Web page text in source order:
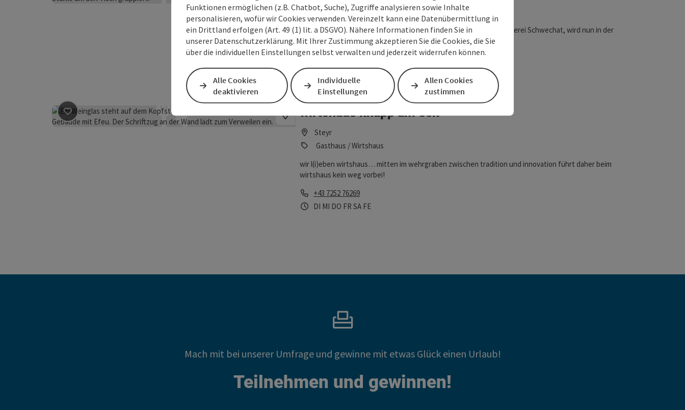
Gasthaus / Wirtshaus
Wirtshaus seit dem Jahre 1805, von 1893 bis 1961 im Besitz der Brauerei Schwechat, wird nun in der
dritten Generation als Familienbetrieb geführt.
Telefon
Öffnungszeiten
DIDienstag geöffnet
MIMittwoch geöffnet
DODonnerstag geöffnet
FRFreitag geöffnet
SASamstag geöffnet
SOSonntag geöffnet
FEFeiertag geöffnet
Beitrag merken: wirtshaus knapp am eck
wirtshaus knapp am eck
Steyr
Gasthaus / Wirtshaus
wir l(i)eben wirtshaus… mit­ten im wehrgraben zwis­chen tra­di­tion und inno­va­tion führt daher beim
wirtshaus kein weg vorbei!
Telefon
+43 7252 76269
Öffnungszeiten
DI Dienstag geöffnet
MI Mittwoch geöffnet
DO Donnerstag geöffnet
FRFreitag geöffnet
SA Samstag geöffnet
FEFeiertag geöffnet
Mach mit bei unserer Umfrage und gewinne mit etwas Glück einen Urlaub!
Teilnehmen und gewinnen!
Funktionen ermöglichen (z.B. Chatbot, Suche), Zugriffe analysieren sowie Inhalte
personalisieren, wofür wir Cookies verwenden. Vereinzelt kann eine Datenübermittlung in
ein Drittland erfolgen (Art. 49 (1) lit. a DSGVO). Nähere Informationen finden Sie in
unserer Datenschutzerklärung. Mit Ihrer Zustimmung akzeptieren Sie die Cookies, die Sie
über die individuellen Einstellungen selbst verwalten und jederzeit widerrufen können.
Alle Cookies
deaktivieren
Individuelle
Einstellungen
Allen Cookies
zustimmen